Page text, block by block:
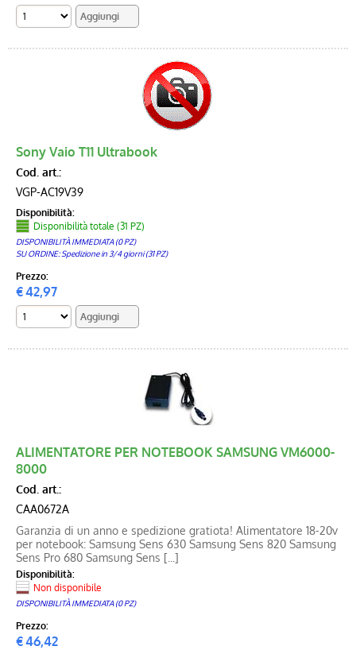
Sony Vaio T11 Ultrabook
Cod. art.:
VGP-AC19V39
Disponibilità:
Disponibilità totale (31 PZ)
DISPONIBILITÀ IMMEDIATA (0 PZ)
SU ORDINE: Spedizione in 3/4 giorni (31 PZ)
Prezzo:
€42,97
ALIMENTATORE PER NOTEBOOK SAMSUNG VM6000-
8000
Cod. art.:
CAA0672A
Garanzia di un anno e spedizione gratiota! Alimentatore 18-20v
per notebook: Samsung Sens 630 Samsung Sens 820 Samsung
Sens Pro 680 Samsung Sens [...]
Disponibilità:
Non disponibile
DISPONIBILITÀ IMMEDIATA (0 PZ)
Prezzo:
€46,42